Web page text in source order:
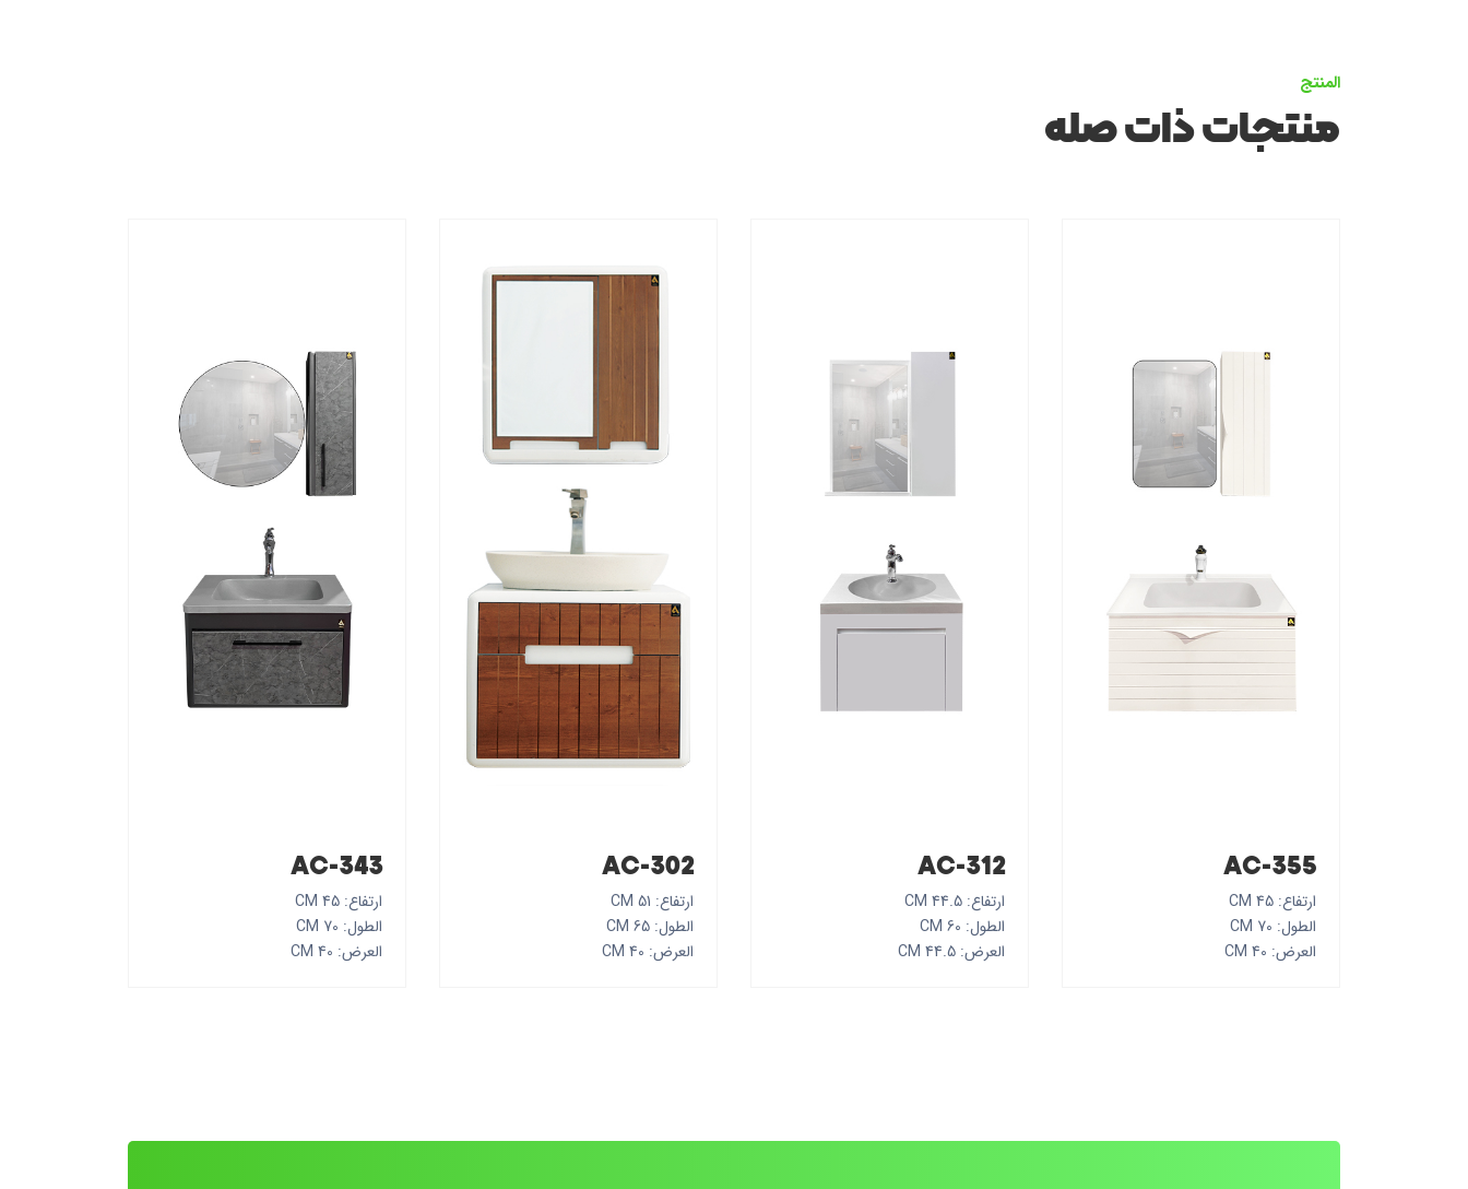
المنتج
منتجات ذات صله
AC-355
ارتفاع: 45 CM
الطول: 70 CM
العرض: 40 CM
AC-312
ارتفاع: 44.5 CM
الطول: 60 CM
العرض: 44.5 CM
AC-302
ارتفاع: 51 CM
الطول: 65 CM
العرض: 40 CM
AC-343
ارتفاع: 45 CM
الطول: 70 CM
العرض: 40 CM